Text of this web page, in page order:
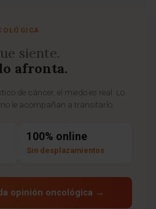
siente.
afronta.
de cáncer, el miedo es real. Lo
le acompañan a transitarlo.
100% online
Sin desplazamientos
opinión oncológica →